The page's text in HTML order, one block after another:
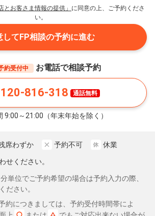
とお客さま情報の提供」 に同意の上、ご予約くださ
い。
してFP相談の予約に進む
約受付中 お電話で相談予約
816-318 通話無料
9:00～21:00（年末年始を除く）
席わずか 予約不可 休業
せください。
単位でご予約希望の場合は予約入力の際、
ださい。
約につきましては、予約受付時間帯によ